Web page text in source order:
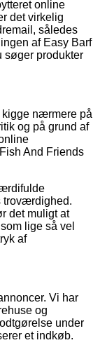
online
det virkelig
således
af Easy Barf
søger produkter
kigge nærmere på
og på grund af
And Friends
troværdighed.
det muligt at
lige så vel
af
Vi har
og
under
et indkøb.